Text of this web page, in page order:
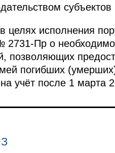
целях исполнения
Пр о
позволяющих
погибших
учёт после 1 марта